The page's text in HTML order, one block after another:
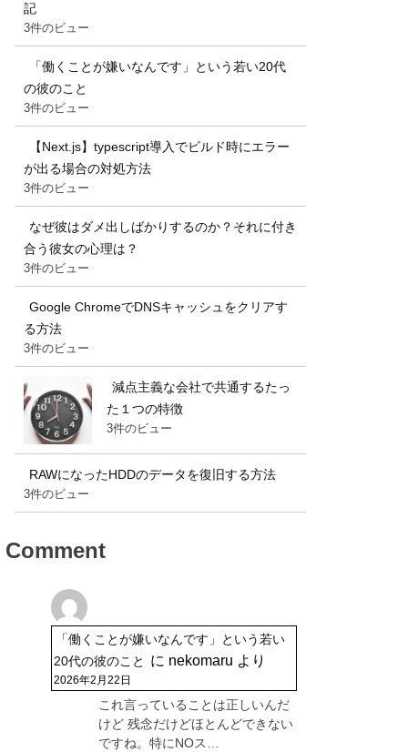
記
3件のビュー
「働くことが嫌いなんです」という若い20代
の彼のこと
3件のビュー
【Next.js】typescript導入でビルド時にエラー
が出る場合の対処方法
3件のビュー
なぜ彼はダメ出しばかりするのか？それに付き
合う彼女の心理は？
3件のビュー
Google ChromeでDNSキャッシュをクリアす
る方法
3件のビュー
減点主義な会社で共通するたっ
た１つの特徴
3件のビュー
RAWになったHDDのデータを復旧する方法
3件のビュー
Comment
「働くことが嫌いなんです」という若い
20代の彼のこと
に nekomaru より
2026年2月22日
これ言っていることは正しいんだ
けど 残念だけどほとんどできない
ですね。特にNOス…